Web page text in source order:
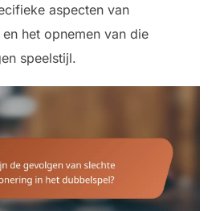
aspecten van
het opnemen van die
speelstijl.